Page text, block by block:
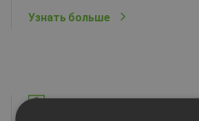
Узнать больше